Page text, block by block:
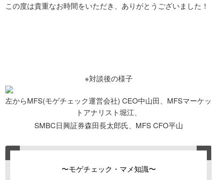
この度は貴重なお時間をいただき、ありがとうございました！
※対談後の様子
左からMFS(モゲチェック運営会社) CEO中山田、MFSマーケッ
トアナリスト堀江、
SMBC日興証券森田長太郎氏、MFS CFO平山
〜モゲチェック・マメ知識〜